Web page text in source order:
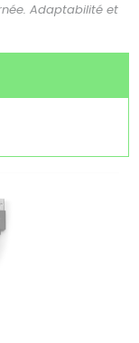
Adaptabilité et